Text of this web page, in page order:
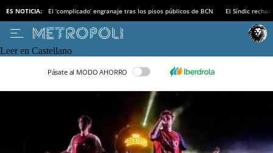
ES NOTICIA: El ‘complicado’ engranaje tras los pisos públicos de BCN El Síndic
Leer en Castellano
Pásate al MODO AHORRO